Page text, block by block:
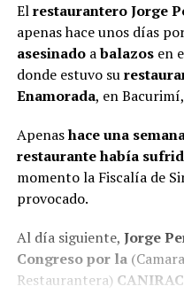
Elrestaurantero Jorge
apenas hace unos días
asesinadoabalazosen
donde estuvo su
Enamorada, en
Apenashace una
restaurante había
momento la Fiscalía de
provocado.
Al día siguiente, Jorge
Congreso por la
Restaurantera) CANIRAC